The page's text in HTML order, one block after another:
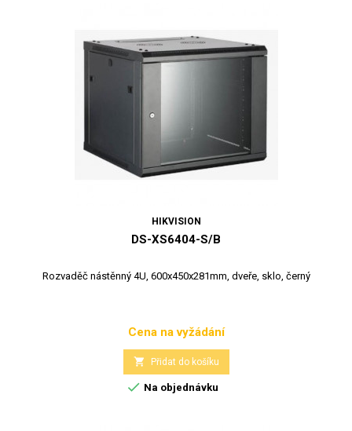
HIKVISION
DS-XS6404-S/B
Rozvaděč nástěnný 4U, 600x450x281mm, dveře, sklo, černý
Cena
Cena na vyžádání
 Přidat do košíku
 Na objednávku